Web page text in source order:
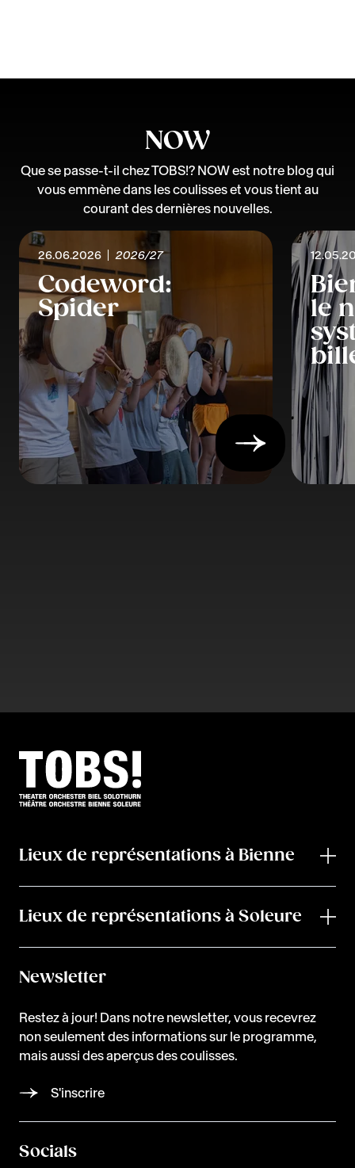
NOW
Que se passe-t-il chez TOBS!? NOW est notre blog qui
vous emmène dans les coulisses et vous tient au
courant des dernières nouvelles.
26.06.2026 2026/27
Codeword:
Spider
le
Lieux de représentations à Bienne
Lieux de représentations à Soleure
Newsletter
Restez à jour! Dans notre newsletter, vous recevrez
non seulement des informations sur le programme,
mais aussi des aperçus des coulisses.
S'inscrire
Socials